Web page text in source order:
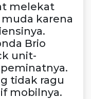
melekat
karena
Brio
unit-
tidak ragu
mobilnya.